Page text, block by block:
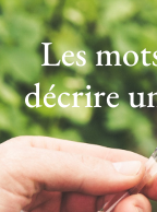
Les
décrire